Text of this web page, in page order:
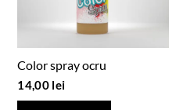
Color spray ocru
14,00 lei